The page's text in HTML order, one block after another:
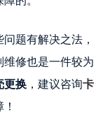
题有解决之法，
修也是一件较为
更换，建议咨询卡